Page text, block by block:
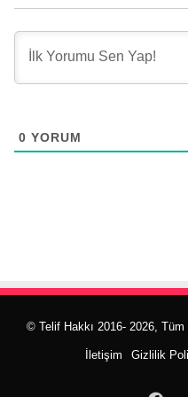
0 YORUM
© Telif Hakkı 2016- 2026,
İletişim Gizlilik